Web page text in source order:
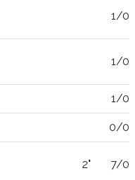
1/0
1/0
1/0
0/0
2" 7/0